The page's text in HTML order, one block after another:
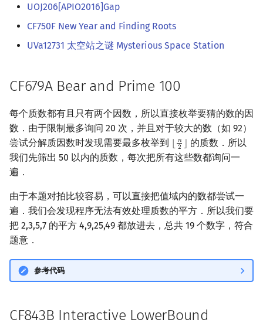
类欧几里德算法
Meissel–Lehmer 算法
连分数
二次域
Prüfer 序列
最大团搜索算法
支配树
图上随机游走
UOJ206[APIO2016]Gap
CF750F New Year and Finding Roots
UVa12731 太空站之谜 Mysterious Space Station
CF679A Bear and Prime 100
每个质数都有且只有两个因数，所以直接枚举要猜的数的因
数．由于限制最多询问 20 次，并且对于较大的数（如 92）
尝试分解质因数时发现需要最多枚举到 ⌊ 𝑛
2 ⌋
⌊n2⌋ 的质数．所以
我们先筛出 50 以内的质数，每次把所有这些数都询问一
遍．
由于本题对拍比较容易，可以直接把值域内的数都尝试一
遍．我们会发现程序无法有效处理质数的平方．所以我们要
把 2,3,5,7 的平方 4,9,25,49 都放进去，总共 19 个数字，符合
题意．
参考代码
CF843B Interactive LowerBound